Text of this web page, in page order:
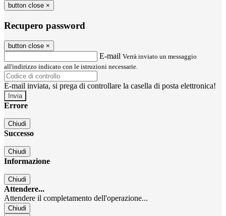
button close ×
Recupero password
button close ×
E-mail Verrà inviato un messaggio
all'indirizzo indicato con le istruzioni necessarie.
E-mail inviata, si prega di controllare la casella di posta elettronica!
Errore
Chiudi
Successo
Chiudi
Informazione
Chiudi
Attendere...
Attendere il completamento dell'operazione...
Chiudi